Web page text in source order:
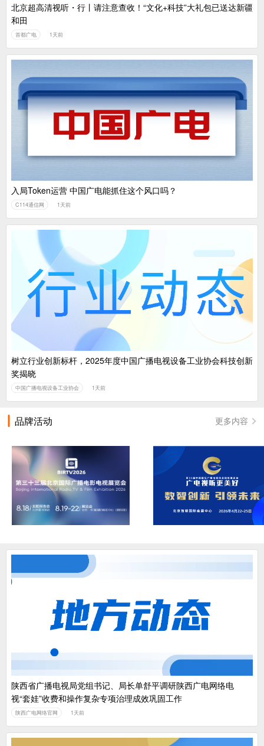
北京超高清视听・行丨请注意查收！“文化+科技”大礼包已送达新疆
和田
首都广电 1天前
入局Token运营 中国广电能抓住这个风口吗？
C114通信网 1天前
树立行业创新标杆，2025年度中国广播电视设备工业协会科技创新
奖揭晓
中国广播电视设备工业协会 1天前
品牌活动 更多内容
陕西省广播电视局党组书记、局长单舒平调研陕西广电网络电
视“套娃”收费和操作复杂专项治理成效巩固工作
陕西广电网络官网 1天前